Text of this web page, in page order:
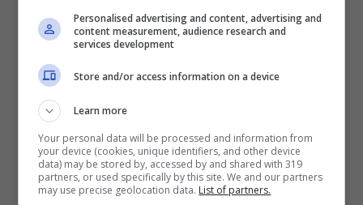
Personalised advertising and content, advertising and
content measurement, audience research and
services development
Store and/or access information on a device
Learn more
Your personal data will be processed and information from
your device (cookies, unique identifiers, and other device
data) may be stored by, accessed by and shared with 319
partners, or used specifically by this site. We and our partners
may use precise geolocation data. List of partners.